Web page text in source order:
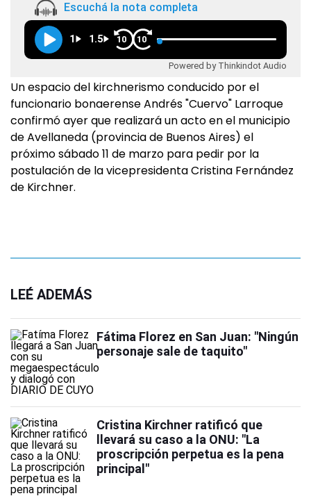
Escuchá la nota completa
1 1.5 10 10
Powered by Thinkindot Audio
Un espacio del kirchnerismo conducido por el
funcionario bonaerense Andrés "Cuervo" Larroque
confirmó ayer que realizará un acto en el municipio
de Avellaneda (provincia de Buenos Aires) el
próximo sábado 11 de marzo para pedir por la
postulación de la vicepresidenta Cristina Fernández
de Kirchner.
LEÉ ADEMÁS
Fátima Florez en San Juan: "Ningún
personaje sale de taquito"
Cristina Kirchner ratificó que
llevará su caso a la ONU: "La
proscripción perpetua es la pena
principal"